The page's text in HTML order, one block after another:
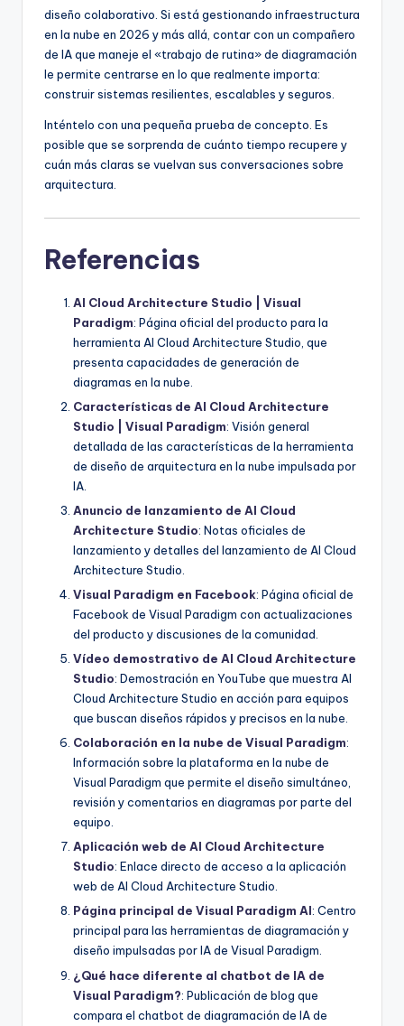
diseño colaborativo. Si está gestionando infraestructura
en la nube en 2026 y más allá, contar con un compañero
de IA que maneje el «trabajo de rutina» de diagramación
le permite centrarse en lo que realmente importa:
construir sistemas resilientes, escalables y seguros.
Inténtelo con una pequeña prueba de concepto. Es
posible que se sorprenda de cuánto tiempo recupere y
cuán más claras se vuelvan sus conversaciones sobre
arquitectura.
Referencias
AI Cloud Architecture Studio | Visual
Paradigm: Página oficial del producto para la
herramienta AI Cloud Architecture Studio, que
presenta capacidades de generación de
diagramas en la nube.
Características de AI Cloud Architecture
Studio | Visual Paradigm: Visión general
detallada de las características de la herramienta
de diseño de arquitectura en la nube impulsada por
IA.
Anuncio de lanzamiento de AI Cloud
Architecture Studio: Notas oficiales de
lanzamiento y detalles del lanzamiento de AI Cloud
Architecture Studio.
Visual Paradigm en Facebook: Página oficial de
Facebook de Visual Paradigm con actualizaciones
del producto y discusiones de la comunidad.
Vídeo demostrativo de AI Cloud Architecture
Studio: Demostración en YouTube que muestra AI
Cloud Architecture Studio en acción para equipos
que buscan diseños rápidos y precisos en la nube.
Colaboración en la nube de Visual Paradigm:
Información sobre la plataforma en la nube de
Visual Paradigm que permite el diseño simultáneo,
revisión y comentarios en diagramas por parte del
equipo.
Aplicación web de AI Cloud Architecture
Studio: Enlace directo de acceso a la aplicación
web de AI Cloud Architecture Studio.
Página principal de Visual Paradigm AI: Centro
principal para las herramientas de diagramación y
diseño impulsadas por IA de Visual Paradigm.
¿Qué hace diferente al chatbot de IA de
Visual Paradigm?: Publicación de blog que
compara el chatbot de diagramación de IA de